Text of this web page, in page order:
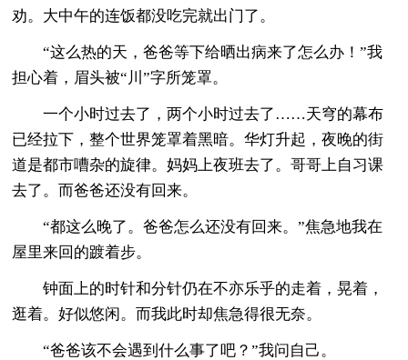
劝。大中午的连饭都没吃完就出门了。
“这么热的天，爸爸等下给晒出病来了怎么办！”我
担心着，眉头被“川”字所笼罩。
一个小时过去了，两个小时过去了……天穹的幕布
已经拉下，整个世界笼罩着黑暗。华灯升起，夜晚的街
道是都市嘈杂的旋律。妈妈上夜班去了。哥哥上自习课
去了。而爸爸还没有回来。
“都这么晚了。爸爸怎么还没有回来。”焦急地我在
屋里来回的踱着步。
钟面上的时针和分针仍在不亦乐乎的走着，晃着，
逛着。好似悠闲。而我此时却焦急得很无奈。
“爸爸该不会遇到什么事了吧？”我问自己。